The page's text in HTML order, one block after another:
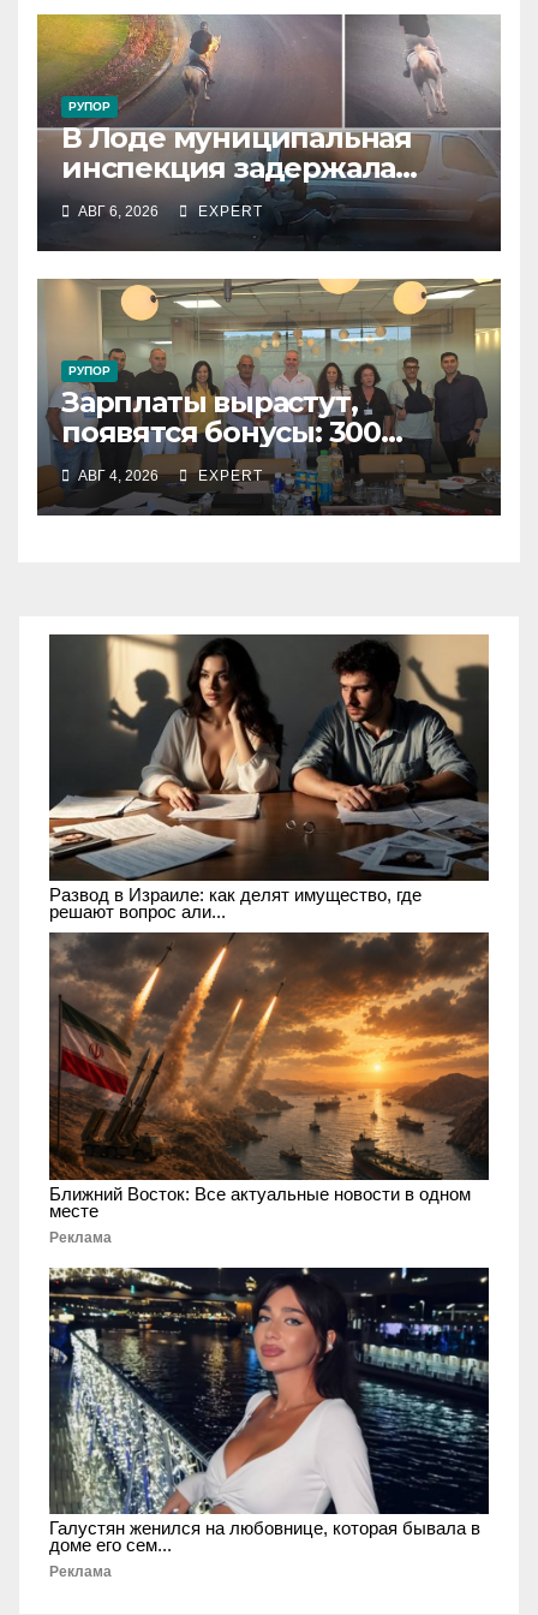
РУПОР
В Лоде муниципальная
инспекция задержала
подростка, устроившего
опасную скачку на лошади
по улицам города
АВГ 6, 2026 EXPERT
РУПОР
Зарплаты вырастут,
появятся бонусы: 300
сотрудников «Штраус»
получили новый
коллективный договор
АВГ 4, 2026 EXPERT
Развод в Израиле: как делят имущество, где
решают вопрос али...
Ближний Восток: Все актуальные новости в одном
месте
Реклама
Галустян женился на любовнице, которая бывала в
доме его сем...
Реклама